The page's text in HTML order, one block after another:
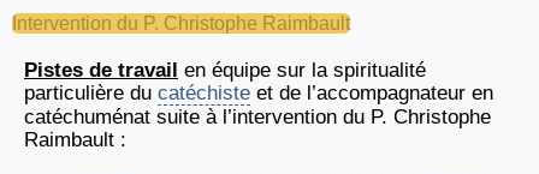
Intervention du P. Christophe Raimbault
Pistes de travail en équipe sur la spiritualité
particulière du catéchiste et de l’accompagnateur en
catéchuménat suite à l’intervention du P. Christophe
Raimbault :